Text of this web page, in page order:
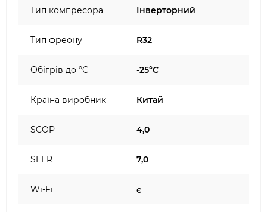
Тип компресора Інверторний
Тип фреону R32
Обігрів до °C -25°C
Країна виробник Китай
SCOP 4,0
SEER 7,0
Wi-Fi є